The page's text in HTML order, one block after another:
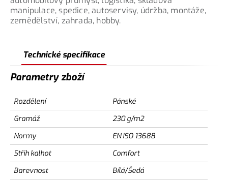
manipulace, spedice, autoservisy, údržba, montáže,
zemědělství, zahrada, hobby.
Technické specifikace
Parametry zboží
Rozdělení
Pánské
Gramáž
230 g/m2
Normy
EN ISO 13688
Střih kalhot
Comfort
Barevnost
Bílá/Šedá